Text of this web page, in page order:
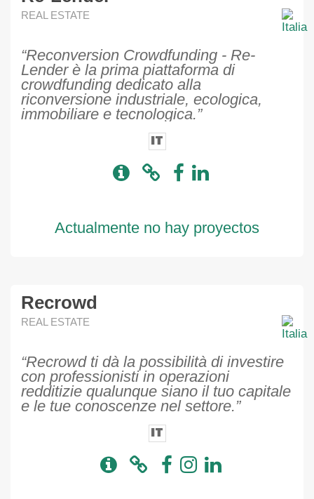
REAL ESTATE
“Reconversion Crowdfunding - Re-
Lender è la prima piattaforma di
crowdfunding dedicato alla
riconversione industriale, ecologica,
immobiliare e tecnologica.”
IT
Actualmente no hay proyectos
Recrowd
REAL ESTATE
“Recrowd ti dà la possibilità di investire
con professionisti in operazioni
redditizie qualunque siano il tuo capitale
e le tue conoscenze nel settore.”
IT